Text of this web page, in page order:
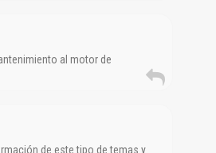
al motor de
de este tipo de temas y